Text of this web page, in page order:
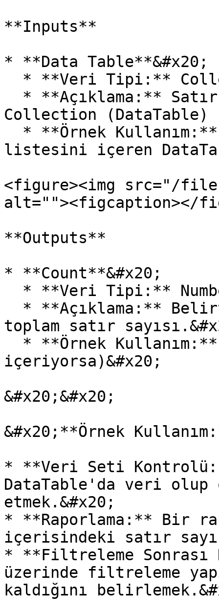
**Inputs**
* **Data Table**&#x20;
Collection (DataTable)
listesini içeren
<figure><img src="/files/
alt=""><figcaption></
**Outputs**
* **Count**&#x20;
toplam satır
içeriyorsa)&#x20;
&#x20;&#x20;
&#x20;**Örnek
* **Veri Seti
DataTable'da veri olup
etmek.&#x20;
* **Raporlama:** Bir
içerisindeki satır
* **Filtreleme
üzerinde filtreleme
kaldığını